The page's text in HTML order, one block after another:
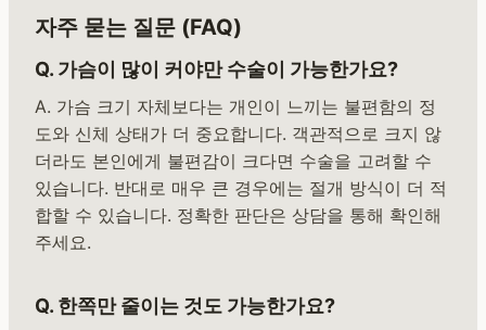
자주 묻는 질문 (FAQ)
Q. 가슴이 많이 커야만 수술이 가능한가요?
A. 가슴 크기 자체보다는 개인이 느끼는 불편함의 정
도와 신체 상태가 더 중요합니다. 객관적으로 크지 않
더라도 본인에게 불편감이 크다면 수술을 고려할 수
있습니다. 반대로 매우 큰 경우에는 절개 방식이 더 적
합할 수 있습니다. 정확한 판단은 상담을 통해 확인해
주세요.
Q. 한쪽만 줄이는 것도 가능한가요?